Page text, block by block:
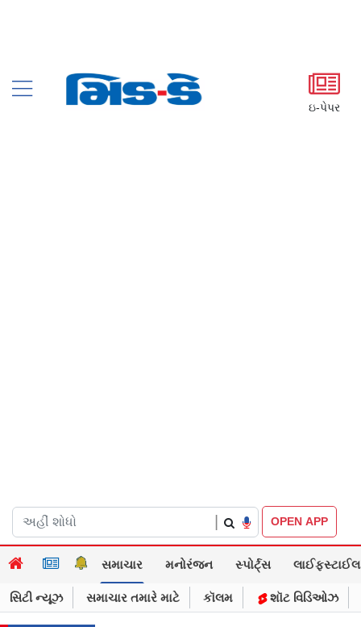
ઇ-પેપર
OPEN APP
સમાચાર મનોરંજન સ્પોર્ટ્સ લાઈફસ્ટાઈલ
સિટી ન્યૂઝ સમાચાર તમારે માટે કૉલમ શૉટ વિડિઓઝ